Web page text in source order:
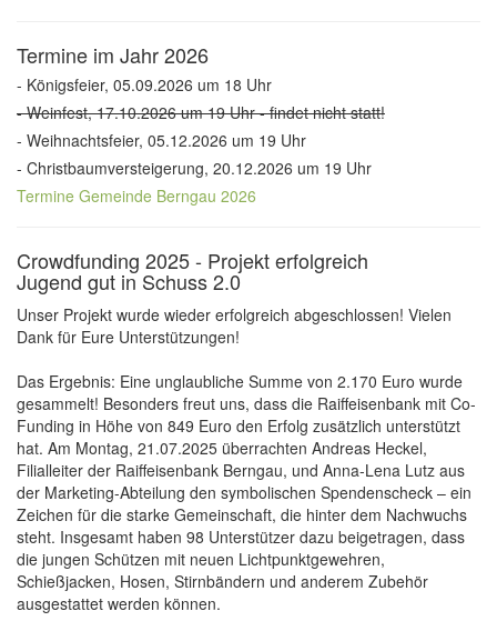
Termine im Jahr 2026
- Königsfeier, 05.09.2026 um 18 Uhr
- Weinfest, 17.10.2026 um 19 Uhr - findet nicht statt!
- Weihnachtsfeier, 05.12.2026 um 19 Uhr
- Christbaumversteigerung, 20.12.2026 um 19 Uhr
Termine Gemeinde Berngau 2026
Crowdfunding 2025 - Projekt erfolgreich
Jugend gut in Schuss 2.0
Unser Projekt wurde wieder erfolgreich abgeschlossen! Vielen
Dank für Eure Unterstützungen!
Das Ergebnis: Eine unglaubliche Summe von 2.170 Euro wurde
gesammelt! Besonders freut uns, dass die Raiffeisenbank mit Co-
Funding in Höhe von 849 Euro den Erfolg zusätzlich unterstützt
hat. Am Montag, 21.07.2025 überrachten Andreas Heckel,
Filialleiter der Raiffeisenbank Berngau, und Anna-Lena Lutz aus
der Marketing-Abteilung den symbolischen Spendenscheck – ein
Zeichen für die starke Gemeinschaft, die hinter dem Nachwuchs
steht. Insgesamt haben 98 Unterstützer dazu beigetragen, dass
die jungen Schützen mit neuen Lichtpunktgewehren,
Schießjacken, Hosen, Stirnbändern und anderem Zubehör
ausgestattet werden können.